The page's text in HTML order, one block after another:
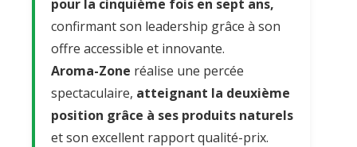
pour la cinquième fois en sept ans,
confirmant son leadership grâce à son
offre accessible et innovante.
Aroma-Zone réalise une percée
spectaculaire, atteignant la deuxième
position grâce à ses produits naturels
et son excellent rapport qualité-prix.